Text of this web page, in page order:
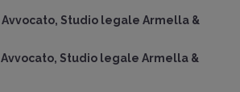
Avvocato, Studio legale Armella &
Avvocato, Studio legale Armella &